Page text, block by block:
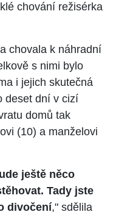
chování režisérka
chovala k náhradní
s nimi bylo
i jejich skutečná
deset dní v cizí
domů tak
(10) a manželovi
ještě něco
Tady jste
divočení," sdělila